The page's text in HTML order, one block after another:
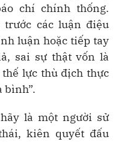
chí chính thống.
các luận điệu
luận hoặc tiếp tay
sai sự thật vốn là
thế lực thù địch thực
bình”.
là một người sử
kiên quyết đấu